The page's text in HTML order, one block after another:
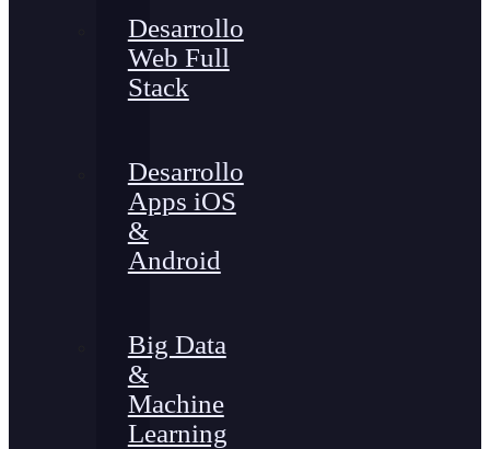
Desarrollo
Web Full
Stack
Desarrollo
Apps iOS
&
Android
Big Data
&
Machine
Learning